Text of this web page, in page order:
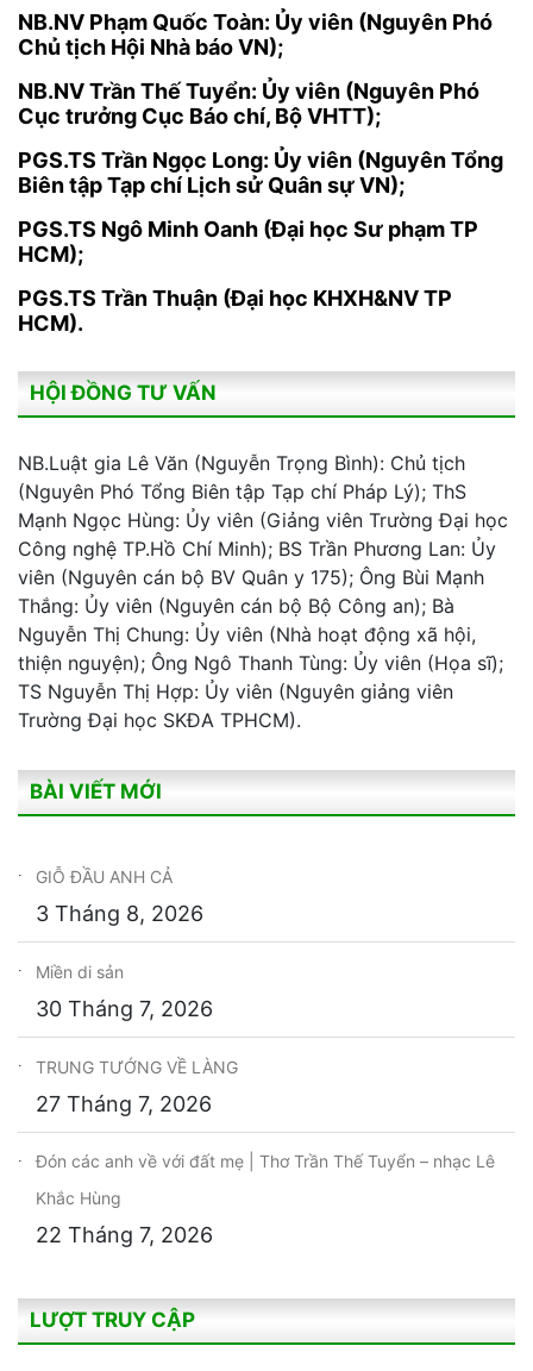
NB.NV Phạm Quốc Toàn: Ủy viên (Nguyên Phó
Chủ tịch Hội Nhà báo VN);
NB.NV Trần Thế Tuyển: Ủy viên (Nguyên Phó
Cục trưởng Cục Báo chí, Bộ VHTT);
PGS.TS Trần Ngọc Long: Ủy viên (Nguyên Tổng
Biên tập Tạp chí Lịch sử Quân sự VN);
PGS.TS Ngô Minh Oanh (Đại học Sư phạm TP
HCM);
PGS.TS Trần Thuận (Đại học KHXH&NV TP
HCM).
HỘI ĐỒNG TƯ VẤN
NB.Luật gia Lê Văn (Nguyễn Trọng Bình): Chủ tịch
(Nguyên Phó Tổng Biên tập Tạp chí Pháp Lý); ThS
Mạnh Ngọc Hùng: Ủy viên (Giảng viên Trường Đại học
Công nghệ TP.Hồ Chí Minh); BS Trần Phương Lan: Ủy
viên (Nguyên cán bộ BV Quân y 175); Ông Bùi Mạnh
Thắng: Ủy viên (Nguyên cán bộ Bộ Công an); Bà
Nguyễn Thị Chung: Ủy viên (Nhà hoạt động xã hội,
thiện nguyện); Ông Ngô Thanh Tùng: Ủy viên (Họa sĩ);
TS Nguyễn Thị Hợp: Ủy viên (Nguyên giảng viên
Trường Đại học SKĐA TPHCM).
BÀI VIẾT MỚI
GIỖ ĐẦU ANH CẢ
3 Tháng 8, 2026
Miền di sản
30 Tháng 7, 2026
TRUNG TƯỚNG VỀ LÀNG
27 Tháng 7, 2026
Đón các anh về với đất mẹ | Thơ Trần Thế Tuyển – nhạc Lê
Khắc Hùng
22 Tháng 7, 2026
LƯỢT TRUY CẬP